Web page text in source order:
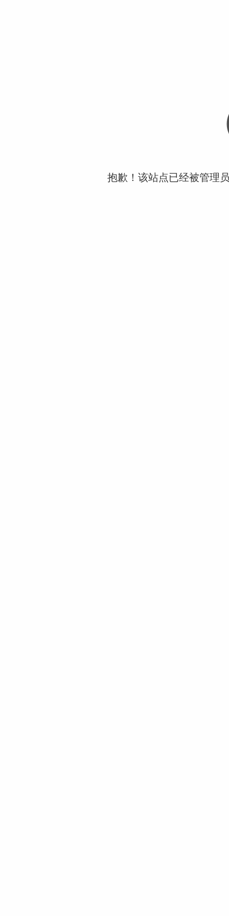
抱歉！该站点已经被管理